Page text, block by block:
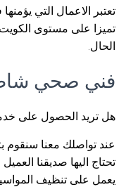
تعتبر الاعمال التي
تميزا على مستوى
الحال.
فني صحي
هل تريد الحصول على
عند تواصلك معنا سنقوم
تحتاج اليها صديقنا
يعمل على تنظيف